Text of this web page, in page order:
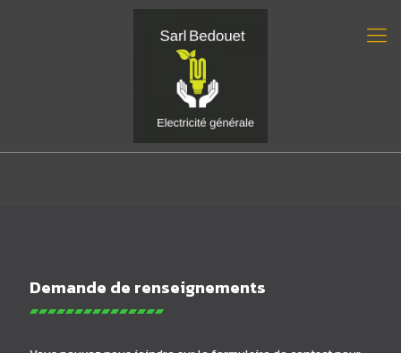
Demande de renseignements